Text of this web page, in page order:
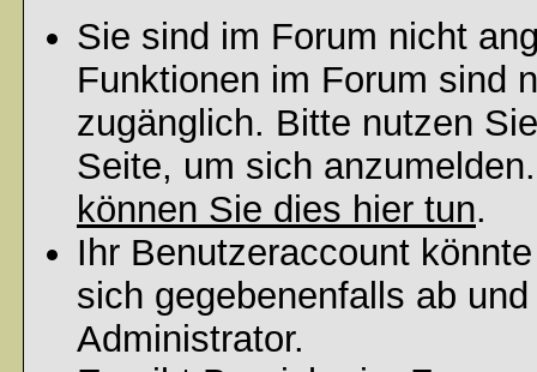
Sie sind im Forum nicht
Funktionen im Forum sind
zugänglich. Bitte nutzen
Seite, um sich
können Sie dies hier tun.
Ihr Benutzeraccount
sich gegebenenfalls ab
Administrator.